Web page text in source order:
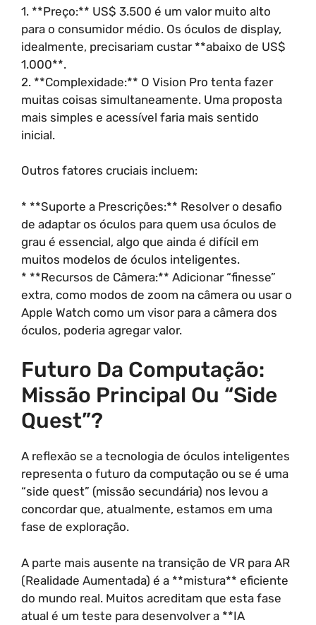
1. **Preço:** US$ 3.500 é um valor muito alto
para o consumidor médio. Os óculos de display,
idealmente, precisariam custar **abaixo de US$
1.000**.
2. **Complexidade:** O Vision Pro tenta fazer
muitas coisas simultaneamente. Uma proposta
mais simples e acessível faria mais sentido
inicial.
Outros fatores cruciais incluem:
* **Suporte a Prescrições:** Resolver o desafio
de adaptar os óculos para quem usa óculos de
grau é essencial, algo que ainda é difícil em
muitos modelos de óculos inteligentes.
* **Recursos de Câmera:** Adicionar “finesse”
extra, como modos de zoom na câmera ou usar o
Apple Watch como um visor para a câmera dos
óculos, poderia agregar valor.
Futuro Da Computação:
Missão Principal Ou “Side
Quest”?
A reflexão se a tecnologia de óculos inteligentes
representa o futuro da computação ou se é uma
“side quest” (missão secundária) nos levou a
concordar que, atualmente, estamos em uma
fase de exploração.
A parte mais ausente na transição de VR para AR
(Realidade Aumentada) é a **mistura** eficiente
do mundo real. Muitos acreditam que esta fase
atual é um teste para desenvolver a **IA